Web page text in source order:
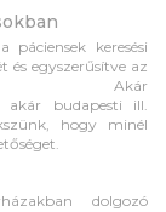
keresési
és egyszerűsítve az
Akár
akár budapesti ill.
hogy minél
dolgozó